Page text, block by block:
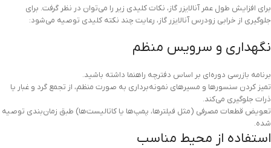
برای افزایش طول عمر آنالایزر گاز، نکات کلیدی زیر را می‌توان در نظر گرفت. برای
جلوگیری از خرابی زودرس آنالایزر گاز، رعایت چند نکته کلیدی توصیه می‌شود:
نگهداری و سرویس منظم
برنامه بازرسی دوره‌ای بر اساس دفترچه راهنما داشته باشید.
تمیز کردن سنسورها و مسیرهای نمونه‌برداری به صورت منظم، از تجمع گرد و غبار یا
ذرات جلوگیری می‌کند.
تعویض قطعات مصرفی (مثل فیلترها، پمپ‌ها یا کاتالیست‌ها) طبق زمان‌بندی توصیه
شده.
استفاده از محیط مناسب